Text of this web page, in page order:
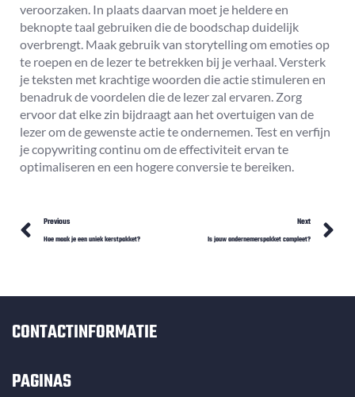
veroorzaken. In plaats daarvan moet je heldere en
beknopte taal gebruiken die de boodschap duidelijk
overbrengt. Maak gebruik van storytelling om emoties op
te roepen en de lezer te betrekken bij je verhaal. Versterk
je teksten met krachtige woorden die actie stimuleren en
benadruk de voordelen die de lezer zal ervaren. Zorg
ervoor dat elke zin bijdraagt aan het overtuigen van de
lezer om de gewenste actie te ondernemen. Test en verfijn
je copywriting continu om de effectiviteit ervan te
optimaliseren en een hogere conversie te bereiken.
Prev
Previous
Hoe maak je een uniek kerstpakket?
Next
Is jouw ondernemerspakket compleet?
CONTACTINFORMATIE
PAGINAS